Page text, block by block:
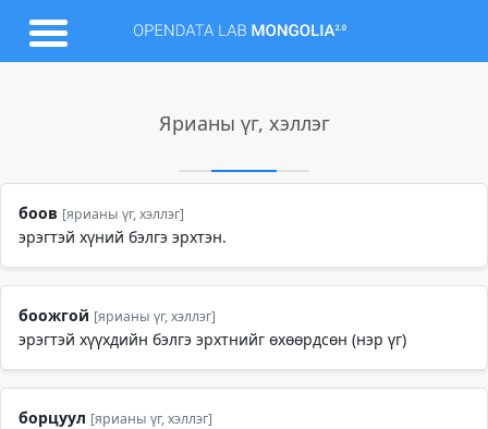
Ярианы үг, хэллэг
боов [ярианы үг, хэллэг]
эрэгтэй хүний бэлгэ эрхтэн.
боожгой [ярианы үг, хэллэг]
эрэгтэй хүүхдийн бэлгэ эрхтнийг өхөөрдсөн (нэр үг)
борцуул [ярианы үг, хэллэг]